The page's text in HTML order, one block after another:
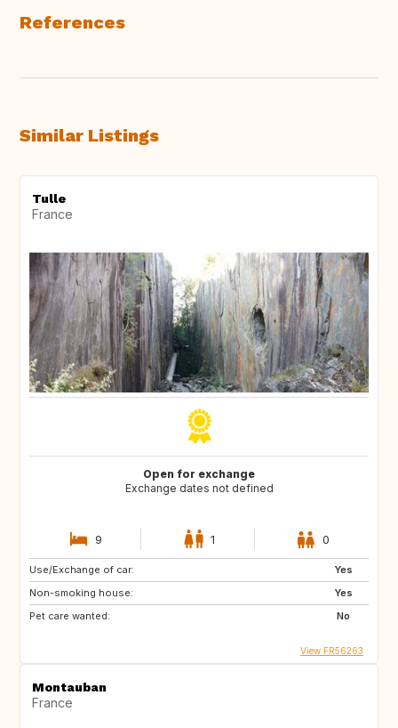
References
Similar Listings
Tulle
France
Open for exchange
Exchange dates not defined
9 1 0
Use/Exchange of car:
Yes
Non-smoking house:
Yes
Pet care wanted:
No
View FR56263
Montauban
France